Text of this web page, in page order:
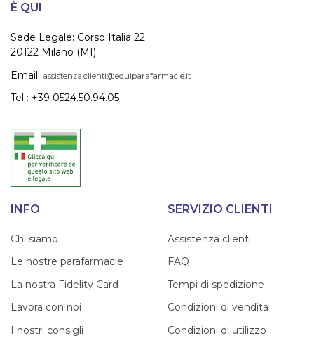
È QUI
Sede Legale: Corso Italia 22
20122 Milano (MI)
Email: assistenza.clienti@equiparafarmacie.it
Tel : +39 0524.50.94.05
INFO
Chi siamo
Le nostre parafarmacie
La nostra Fidelity Card
Lavora con noi
I nostri consigli
SERVIZIO CLIENTI
Assistenza clienti
FAQ
Tempi di spedizione
Condizioni di vendita
Condizioni di utilizzo